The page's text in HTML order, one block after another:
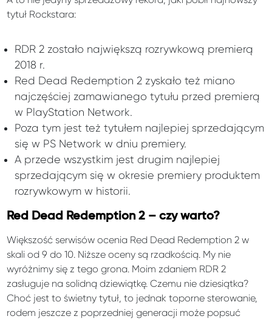
tytuł Rockstara:
RDR 2 zostało największą rozrywkową premierą
2018 r.
Red Dead Redemption 2 zyskało też miano
najczęściej zamawianego tytułu przed premierą
w PlayStation Network.
Poza tym jest też tytułem najlepiej sprzedającym
się w PS Network w dniu premiery.
A przede wszystkim jest drugim najlepiej
sprzedającym się w okresie premiery produktem
rozrywkowym w historii.
Red Dead Redemption 2 – czy warto?
Większość serwisów ocenia Red Dead Redemption 2 w
skali od 9 do 10. Niższe oceny są rzadkością. My nie
wyróżnimy się z tego grona. Moim zdaniem RDR 2
zasługuje na solidną dziewiątkę. Czemu nie dziesiątka?
Choć jest to świetny tytuł, to jednak toporne sterowanie,
rodem jeszcze z poprzedniej generacji może popsuć